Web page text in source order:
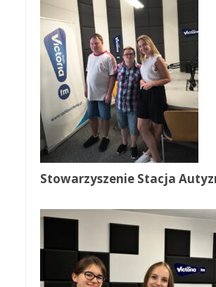
Stowarzyszenie Stacja